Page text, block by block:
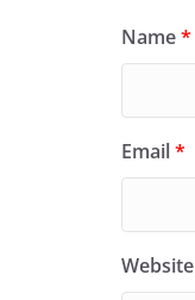
Name*
Email*
Website